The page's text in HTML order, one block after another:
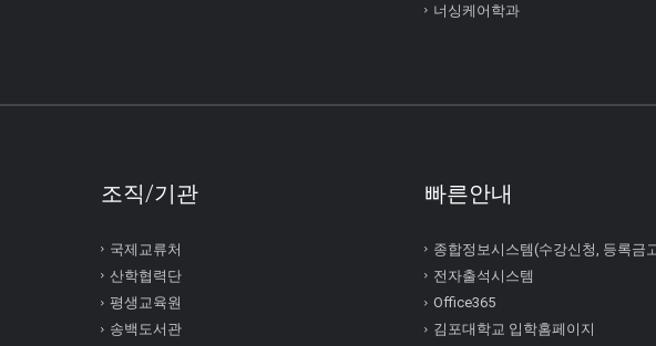
너싱케어학과
조직/기관
국제교류처
산학협력단
평생교육원
송백도서관
빠른안내
종합정보시스템(수강신청, 등록금
전자출석시스템
Office365
김포대학교 입학홈페이지